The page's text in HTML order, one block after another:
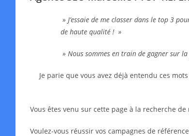
» J’essaie de me classer dans le top 3
de haute qualité ! »
» Nous sommes en train de gagner sur
Je parie que vous avez déjà entendu ces
Vous êtes venu sur cette page à la recherche
Voulez-vous réussir vos campagnes de